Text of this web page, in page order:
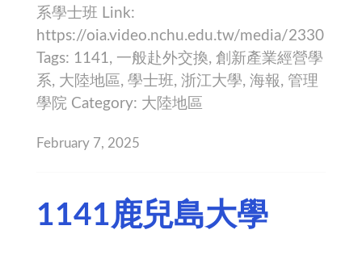
系學士班 Link:
https://oia.video.nchu.edu.tw/media/2330
Tags: 1141, 一般赴外交換, 創新產業經營學
系, 大陸地區, 學士班, 浙江大學, 海報, 管理
學院 Category: 大陸地區
February 7, 2025
1141鹿兒島大學